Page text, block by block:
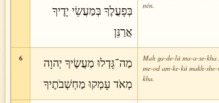
בְּפָעֳלֶךָ בְּמַעֲשֵׂי יָדֶיךָ
אֲרַנֵּן
nén.
6
מַה־גָּדְלוּ מַעֲשֶׂיךָ יְהוָה
מְאֹד עָמְקוּ מַחְשְׁבֹתֶיךָ
Mah ga-de-lú ma-a-se-
me-od am-ke-kú makh-
kha.